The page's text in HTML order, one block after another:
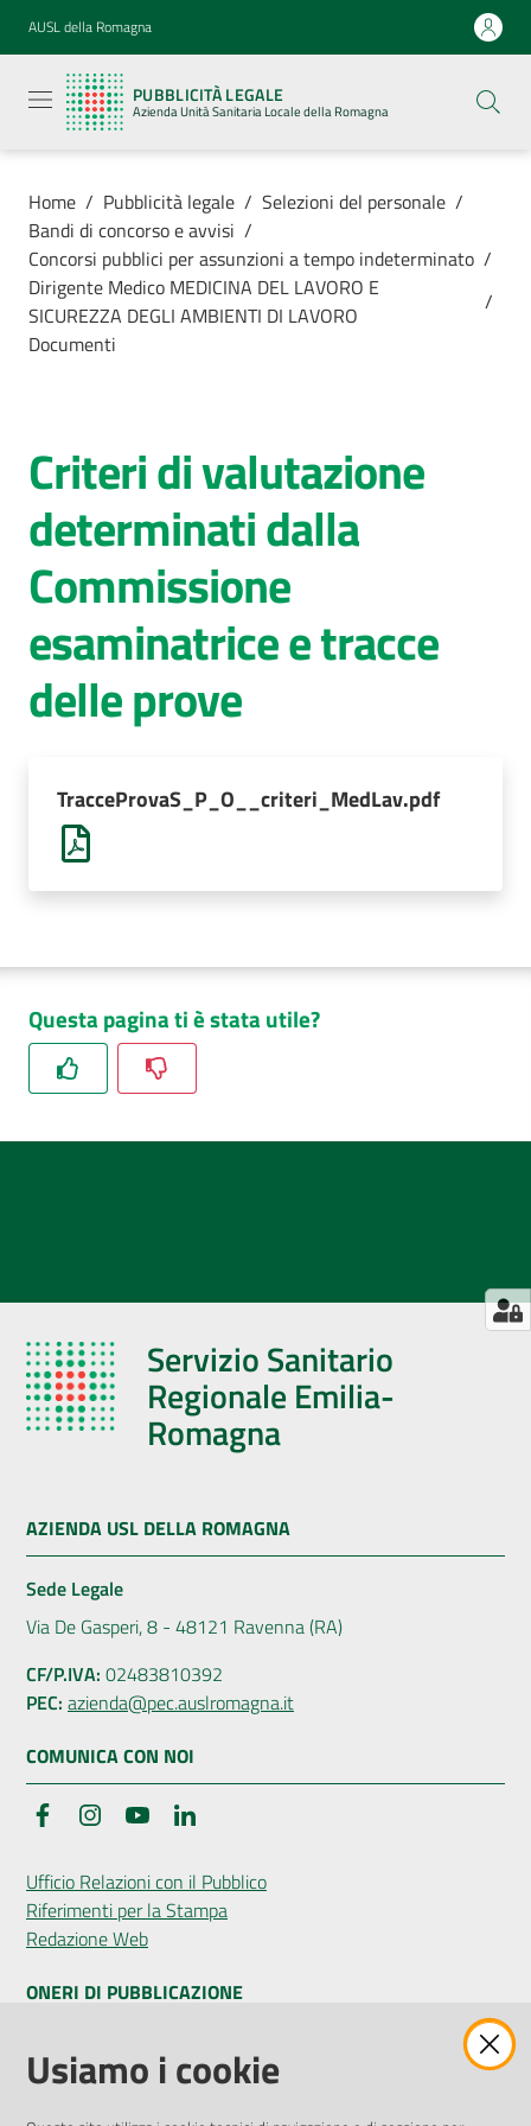
Vai al contenuto
Vai alla navigazione
Vai al footer
AUSL della Romagna
PUBBLICITÀ LEGALE
Azienda Unità Sanitaria Locale della Romagna
legale
Azienda
Unità
Locale della
Azienda
Luoghi di
cura
AUSL
Comunica
Home / Pubblicità legale / Selezioni del personale /
Bandi di concorso e avvisi /
Concorsi pubblici per assunzioni a tempo indeterminato /
Dirigente Medico MEDICINA DEL LAVORO E
SICUREZZA DEGLI AMBIENTI DI LAVORO
/
Documenti
Criteri di valutazione
determinati dalla
Commissione
esaminatrice e tracce
delle prove
TracceProvaS_P_O__criteri_MedLav.pdf
Questa pagina ti è stata utile?
Servizio Sanitario
Regionale Emilia-
Romagna
AZIENDA USL DELLA ROMAGNA
Sede Legale
Via De Gasperi, 8 - 48121 Ravenna (RA)
CF/P.IVA: 02483810392
PEC: azienda@pec.auslromagna.it
COMUNICA CON NOI
FacebookInstagramYouTube
Ufficio Relazioni con il Pubblico
Riferimenti per la Stampa
Redazione Web
ONERI DI PUBBLICAZIONE
Amministrazione Trasparente
Pubblicità legale
Usiamo i cookie